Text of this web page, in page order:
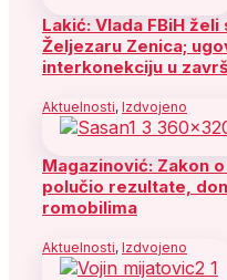
Lakić: Vlada FBiH
Željezaru Zenica;
interkonekciju u
Aktuelnosti, Izdvojeno
Magazinović: Zakon
polučio rezultate,
romobilima
Aktuelnosti, Izdvojeno